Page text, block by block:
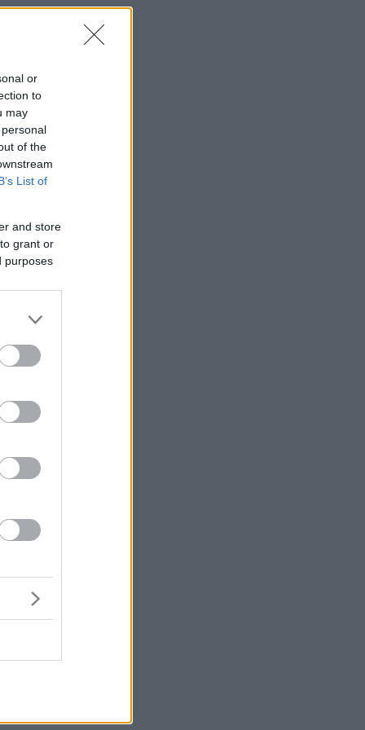
or
to
may
of the
List of
and store
grant or
purposes